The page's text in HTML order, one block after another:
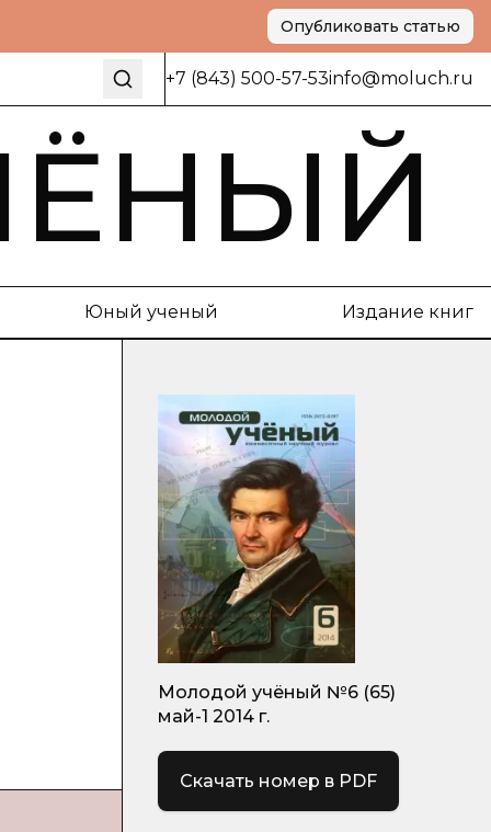
Опубликовать статью
+7 (843) 500-57-53info@moluch.ru
Юный ученый Издание книг
Молодой учёный №6 (65)
май-1 2014 г.
Скачать номер в PDF